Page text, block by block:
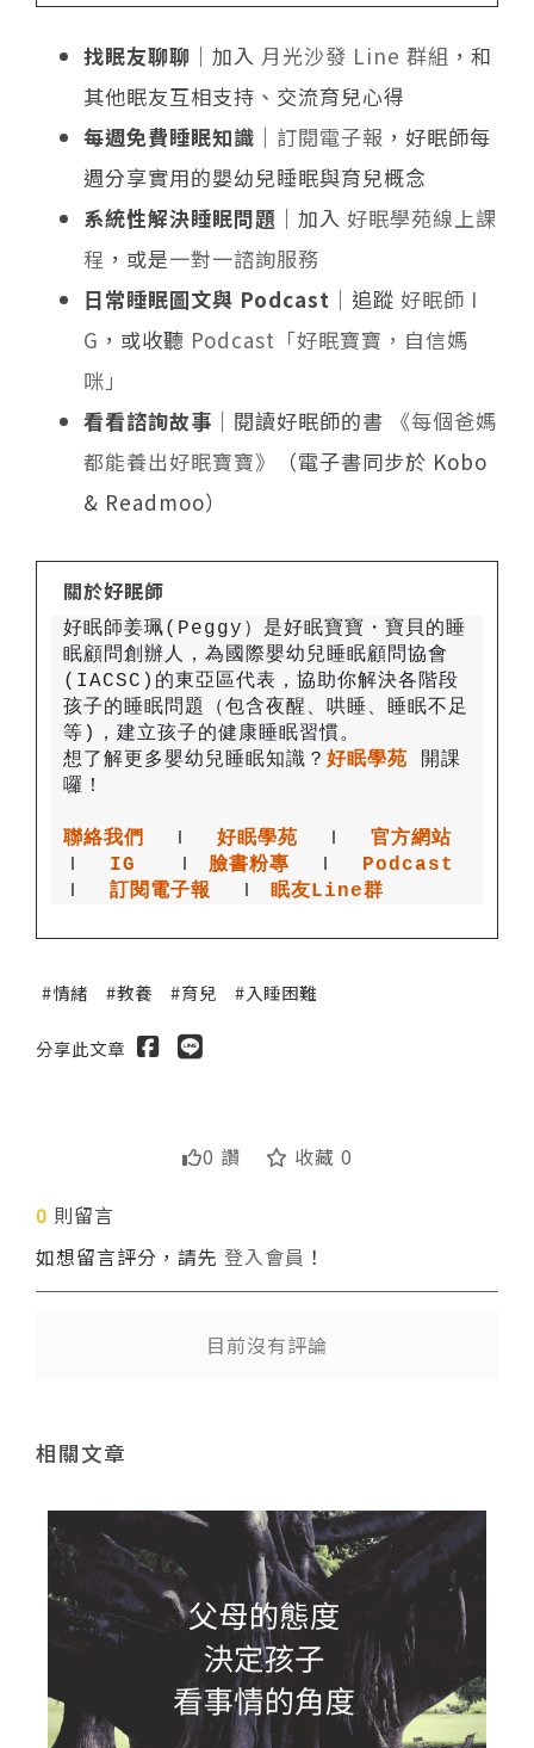
找眠友聊聊 ｜加入 月光沙發 Line 群組 ，和
其他眠友互相支持、交流育兒心得
每週免費睡眠知識 ｜ 訂閱電子報 ，好眠師每
週分享實用的嬰幼兒睡眠與育兒概念
系統性解決睡眠問題 ｜加入 好眠學苑線上課
程 ，或是一對一諮詢服務
日常睡眠圖文與 Podcast ｜追蹤 好眠師 I
G ，或收聽 Podcast「好眠寶寶，自信媽
咪」
看看諮詢故事 ｜閱讀好眠師的書 《每個爸媽
都能養出好眠寶寶》
（電子書同步於 Kobo
& Readmoo）
關於好眠師
好眠師姜珮(Peggy）是好眠寶寶・寶貝的睡
眠顧問創辦人，為國際嬰幼兒睡眠顧問協會
(IACSC)的東亞區代表，協助你解決各階段
孩子的睡眠問題（包含夜醒、哄睡、睡眠不足
想了解更多嬰幼兒睡眠知識？ 好眠學苑
開課
聯絡我們 Ｉ 好眠學苑
  Ｉ
官方網站
Ｉ
IG Ｉ 臉書粉專 Ｉ
Podcast
Ｉ
訂閱電子報
  Ｉ
眠友Line群
情緒 教養 育兒 入睡困難
分享此文章
0 讚 收藏 0
0 則留言
如想留言評分，請先 登入會員 ！
目前沒有評論
相關文章